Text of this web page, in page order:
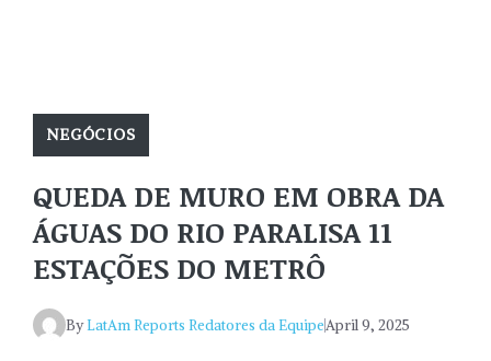
NEGÓCIOS
QUEDA DE MURO EM OBRA DA
ÁGUAS DO RIO PARALISA 11
ESTAÇÕES DO METRÔ
ByLatAm Reports Redatores da EquipeApril 9, 2025